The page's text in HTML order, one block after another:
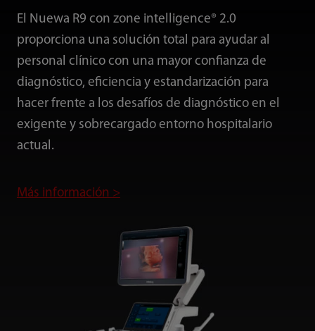
El Nuewa R9 con zone intelligence® 2.0
proporciona una solución total para ayudar al
personal clínico con una mayor confianza de
diagnóstico, eficiencia y estandarización para
hacer frente a los desafíos de diagnóstico en el
exigente y sobrecargado entorno hospitalario
actual.
Más información >